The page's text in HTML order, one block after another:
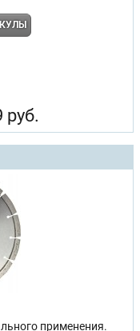
руб.
применения.